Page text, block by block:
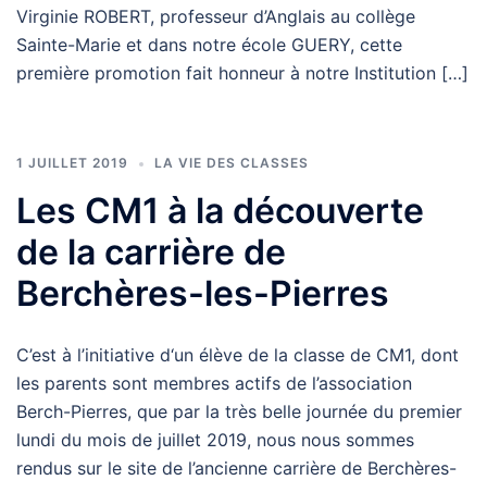
Virginie ROBERT, professeur d’Anglais au collège
Sainte-Marie et dans notre école GUERY, cette
première promotion fait honneur à notre Institution […]
1 JUILLET 2019 LA VIE DES CLASSES
Les CM1 à la découverte
de la carrière de
Berchères-les-Pierres
C’est à l’initiative d‘un élève de la classe de CM1, dont
les parents sont membres actifs de l’association
Berch-Pierres, que par la très belle journée du premier
lundi du mois de juillet 2019, nous nous sommes
rendus sur le site de l’ancienne carrière de Berchères-